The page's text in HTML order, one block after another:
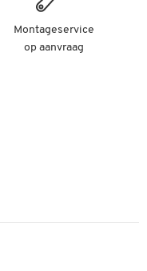
Montageservice
op aanvraag